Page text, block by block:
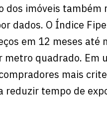
dos imóveis
dados. O Índice
em 12 meses até
metro quadrado. Em
mais
reduzir tempo de